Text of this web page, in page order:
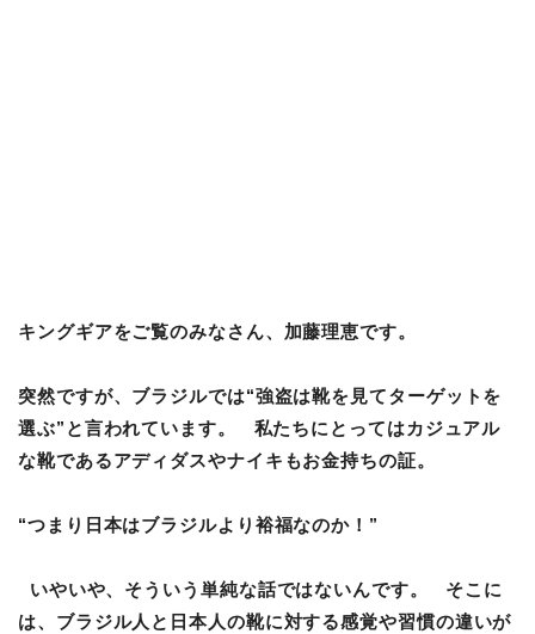
キングギアをご覧のみなさん、加藤理恵です。
突然ですが、ブラジルでは“強盗は靴を見てターゲットを
選ぶ”と言われています。
私たちにとってはカジュアル
な靴であるアディダスやナイキもお金持ちの証。
“つまり日本はブラジルより裕福なのか！”
いやいや、そういう単純な話ではないんです。
そこに
は、ブラジル人と日本人の靴に対する感覚や習慣の違いが